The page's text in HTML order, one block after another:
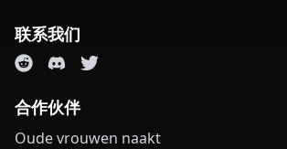
联系我们
合作伙伴
Oude vrouwen naakt